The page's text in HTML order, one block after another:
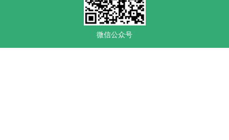
微信公众号